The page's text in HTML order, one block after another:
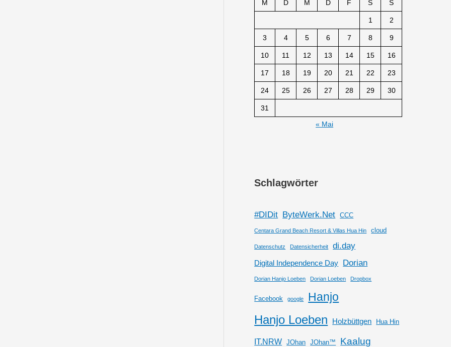
M
D M D F S S
1 2
3 4 5 6 7 8 9
10 11 12 13 14 15 16
17 18 19 20 21 22 23
24 25 26 27 28 29 30
31
« Mai
Schlagwörter
#DIDit ByteWerk.Net CCC
Centara Grand Beach Resort & Villas Hua Hin cloud
Datenschutz Datensicherheit di.day
Digital Independence Day Dorian
Dorian Hanjo Loeben Dorian Loeben Dropbox
Facebook google
Hanjo
Hanjo Loeben
Holzbüttgen Hua Hin
IT.NRW JOhan JOhan™ Kaalug